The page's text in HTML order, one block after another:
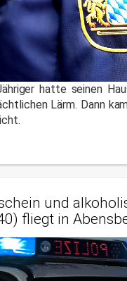
hatte seinen
Lärm. Dann
und
fliegt in